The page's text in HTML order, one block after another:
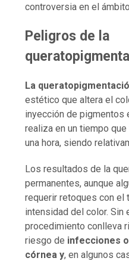
controversia en el
Peligros de la
La
estético que altera el
inyección de pigmentos
realiza en un tiempo
una hora, siendo
Los resultados de la
permanentes, aunque
requerir retoques con el
intensidad del color. Sin
procedimiento conlleva
riesgo de infecciones
córnea y, en algunos